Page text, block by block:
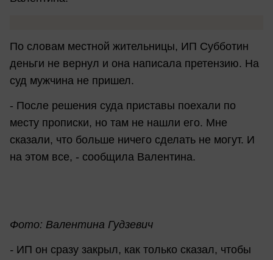
По словам местной жительницы, ИП Субботин
деньги не вернул и она написала претензию. На
суд мужчина не пришел.
- После решения суда приставы поехали по
месту прописки, но там не нашли его. Мне
сказали, что больше ничего сделать не могут. И
на этом все, - сообщила Валентина.
Фото: Валентина Гудзевич
- ИП он сразу закрыл, как только сказал, чтобы